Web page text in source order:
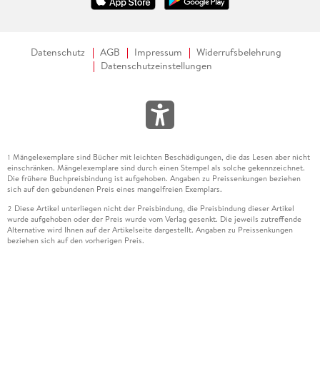
Datenschutz AGB Impressum
Widerrufsbelehrung
Datenschutzeinstellungen
1 Mängelexemplare sind Bücher mit leichten Beschädigungen, die das Lesen aber nicht
einschränken. Mängelexemplare sind durch einen Stempel als solche gekennzeichnet.
Die frühere Buchpreisbindung ist aufgehoben. Angaben zu Preissenkungen beziehen
sich auf den gebundenen Preis eines mangelfreien Exemplars.
2 Diese Artikel unterliegen nicht der Preisbindung, die Preisbindung dieser Artikel
wurde aufgehoben oder der Preis wurde vom Verlag gesenkt. Die jeweils zutreffende
Alternative wird Ihnen auf der Artikelseite dargestellt. Angaben zu Preissenkungen
beziehen sich auf den vorherigen Preis.